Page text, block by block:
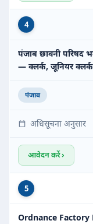
4
पंजाब छावनी परिषद
— क्लर्क, जूनियर
पंजाब
अधिसूचना अनुसार
आवेदन करें ›
5
Ordnance Factory